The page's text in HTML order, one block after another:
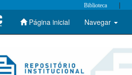
Biblioteca |
Página inicial Navegar